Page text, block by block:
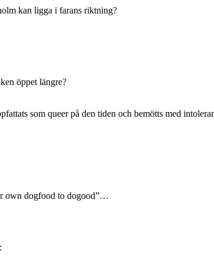
kan ligga i farans riktning?
öppet längre?
som queer på den tiden och bemötts med
own dogfood to dogood”…